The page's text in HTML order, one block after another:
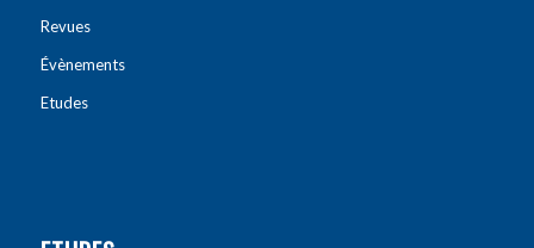
Revues
Évènements
Etudes